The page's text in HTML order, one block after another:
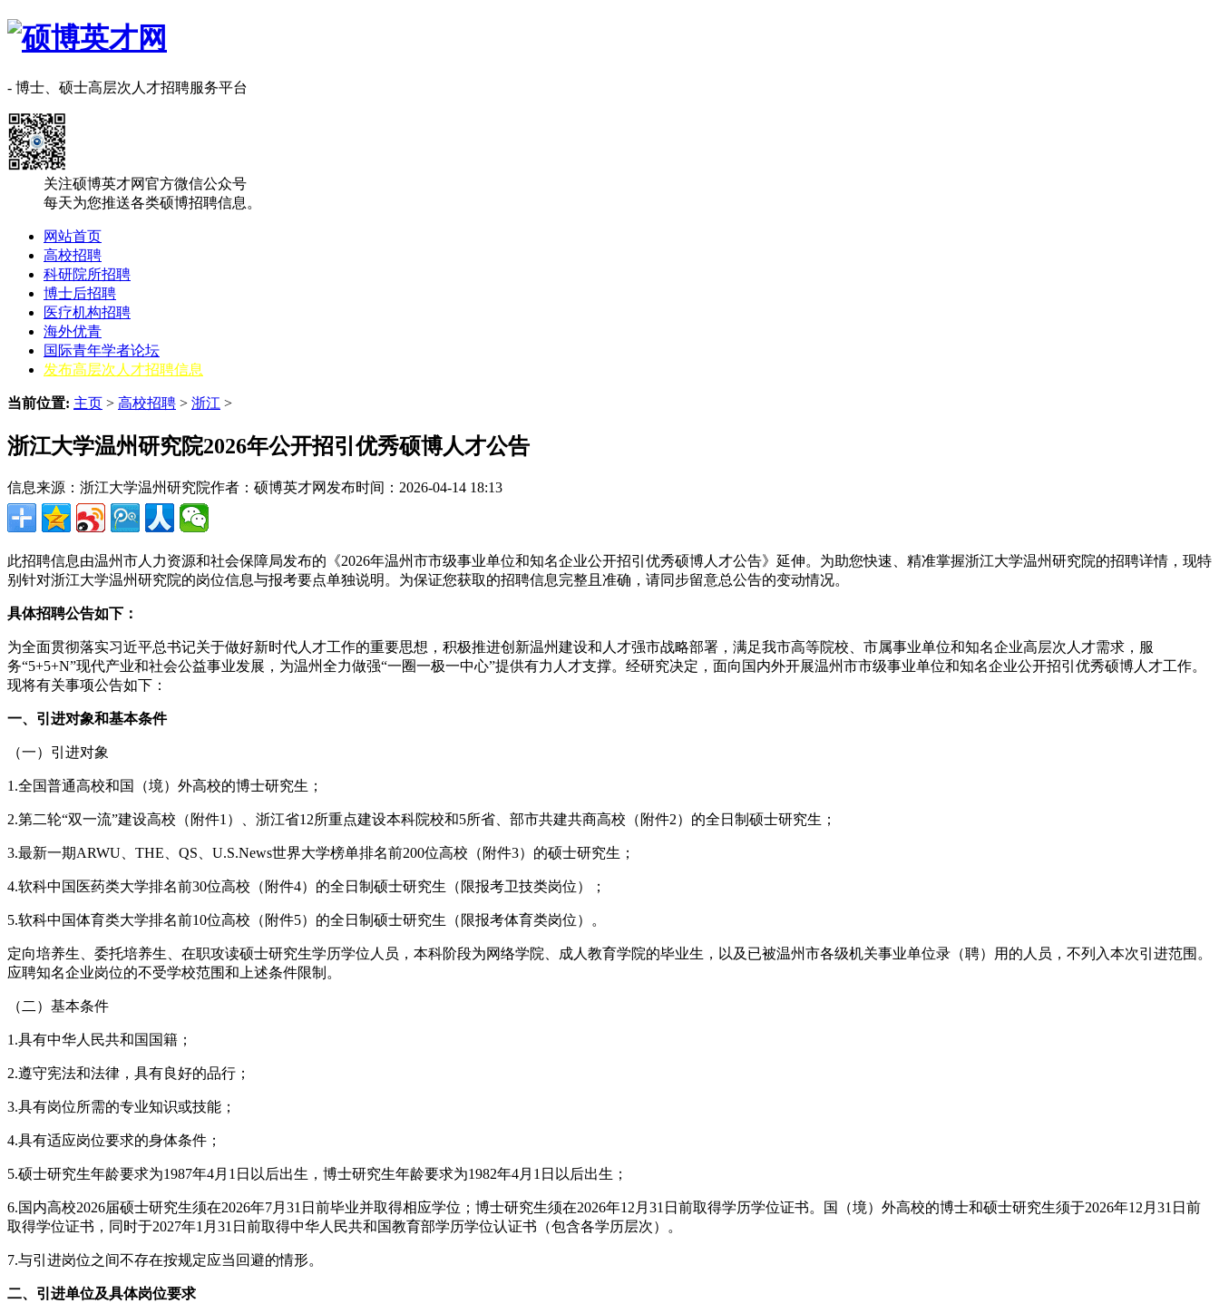
- 博士、硕士高层次人才招聘服务平台
关注硕博英才网官方微信公众号
每天为您推送各类硕博招聘信息。
网站首页
高校招聘
科研院所招聘
博士后招聘
医疗机构招聘
海外优青
国际青年学者论坛
发布高层次人才招聘信息
当前位置: 主页 > 高校招聘 > 浙江 >
浙江大学温州研究院2026年公开招引优秀硕博人才公告
信息来源：浙江大学温州研究院作者：硕博英才网 发布时间：2026-04-14 18:13
此招聘信息由温州市人力资源和社会保障局发布的《2026年温州市市级事业单位和知名企业公开招引优秀硕博人才公告》延伸。为助您快速、精准掌握浙江大学温州研究院的招聘详情，现特
别针对浙江大学温州研究院的岗位信息与报考要点单独说明。为保证您获取的招聘信息完整且准确，请同步留意总公告的变动情况。
具体招聘公告如下：
为全面贯彻落实习近平总书记关于做好新时代人才工作的重要思想，积极推进创新温州建设和人才强市战略部署，满足我市高等院校、市属事业单位和知名企业高层次人才需求，服
务“5+5+N”现代产业和社会公益事业发展，为温州全力做强“一圈一极一中心”提供有力人才支撑。经研究决定，面向国内外开展温州市市级事业单位和知名企业公开招引优秀硕博人才工作。
现将有关事项公告如下：
一、引进对象和基本条件
（一）引进对象
1.全国普通高校和国（境）外高校的博士研究生；
2.第二轮“双一流”建设高校（附件1）、浙江省12所重点建设本科院校和5所省、部市共建共商高校（附件2）的全日制硕士研究生；
3.最新一期ARWU、THE、QS、U.S.News世界大学榜单排名前200位高校（附件3）的硕士研究生；
4.软科中国医药类大学排名前30位高校（附件4）的全日制硕士研究生（限报考卫技类岗位）；
5.软科中国体育类大学排名前10位高校（附件5）的全日制硕士研究生（限报考体育类岗位）。
定向培养生、委托培养生、在职攻读硕士研究生学历学位人员，本科阶段为网络学院、成人教育学院的毕业生，以及已被温州市各级机关事业单位录（聘）用的人员，不列入本次引进范围。
应聘知名企业岗位的不受学校范围和上述条件限制。
（二）基本条件
1.具有中华人民共和国国籍；
2.遵守宪法和法律，具有良好的品行；
3.具有岗位所需的专业知识或技能；
4.具有适应岗位要求的身体条件；
5.硕士研究生年龄要求为1987年4月1日以后出生，博士研究生年龄要求为1982年4月1日以后出生；
6.国内高校2026届硕士研究生须在2026年7月31日前毕业并取得相应学位；博士研究生须在2026年12月31日前取得学历学位证书。国（境）外高校的博士和硕士研究生须于2026年12月31日前
取得学位证书，同时于2027年1月31日前取得中华人民共和国教育部学历学位认证书（包含各学历层次）。
7.与引进岗位之间不存在按规定应当回避的情形。
二、引进单位及具体岗位要求